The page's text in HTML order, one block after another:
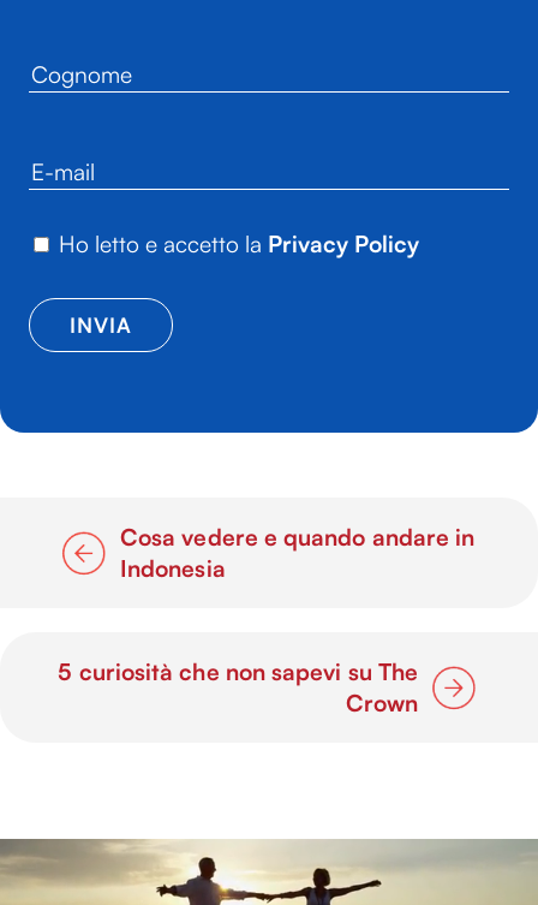
Ho letto e accetto la Privacy Policy
Cosa vedere e quando andare in
Indonesia
5 curiosità che non sapevi su The
Crown